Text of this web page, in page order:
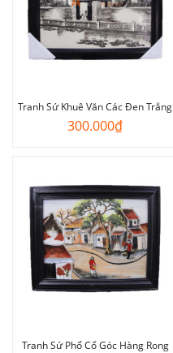
Tranh Sứ Khuê Văn Các Đen Trắng
300.000₫
Tranh Sứ Phố Cổ Góc Hàng Rong